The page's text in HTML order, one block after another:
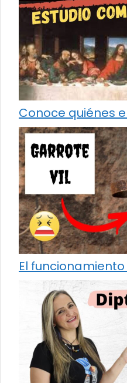
Conoce quiénes
El